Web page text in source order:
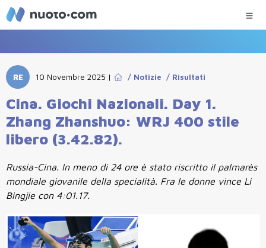
RE 10 Novembre 2025 | / Notizie / Risultati
Cina. Giochi Nazionali. Day 1.
Zhang Zhanshuo: WRJ 400 stile
libero (3.42.82).
Russia-Cina. In meno di 24 ore è stato riscritto il palmarès
mondiale giovanile della specialità. Fra le donne vince Li
Bingjie con 4:01.17.